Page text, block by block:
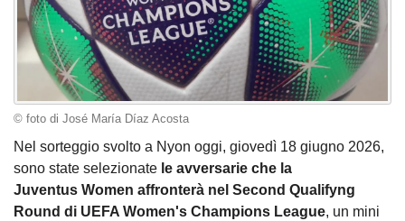
© foto di José María Díaz Acosta
Nel sorteggio svolto a Nyon oggi, giovedì 18 giugno 2026,
sono state selezionate le avversarie che la
Juventus Women affronterà nel Second Qualifyng
Round di UEFA Women's Champions League, un mini